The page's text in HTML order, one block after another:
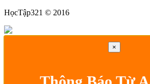
HọcTập321 © 2016
×